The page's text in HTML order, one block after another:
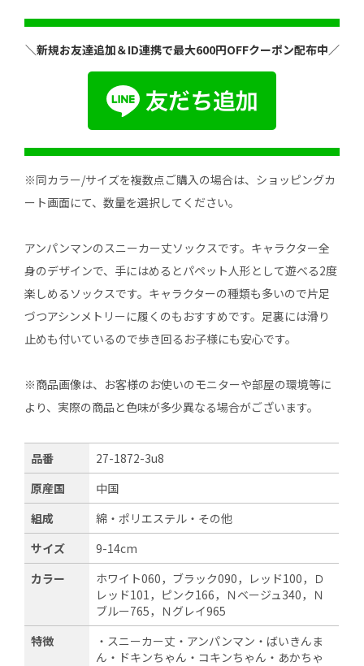
＼新規お友達追加＆ID連携で最大600円OFFクーポン配布中／
※同カラー/サイズを複数点ご購入の場合は、ショッピングカ
ート画面にて、数量を選択してください。
アンパンマンのスニーカー丈ソックスです。キャラクター全
身のデザインで、手にはめるとパペット人形として遊べる2度
楽しめるソックスです。キャラクターの種類も多いので片足
づつアシンメトリーに履くのもおすすめです。足裏には滑り
止めも付いているので歩き回るお子様にも安心です。
※商品画像は、お客様のお使いのモニターや部屋の環境等に
より、実際の商品と色味が多少異なる場合がございます。
品番
27-1872-3u8
原産国
中国
組成
綿・ポリエステル・その他
サイズ
9-14cm
カラー
ホワイト060，ブラック090，レッド100，Ｄ
レッド101，ピンク166，Ｎベージュ340，Ｎ
ブルー765，Ｎグレイ965
特徴
・スニーカー丈・アンパンマン・ばいきんま
ん・ドキンちゃん・コキンちゃん・あかちゃ